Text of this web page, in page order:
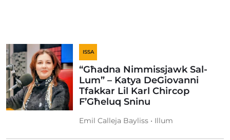
ISSA
“Għadna Nimmissjawk Sal-
Lum” – Katya DeGiovanni
Tfakkar Lil Karl Chircop
F’Għeluq Sninu
Emil Calleja Bayliss • Illum